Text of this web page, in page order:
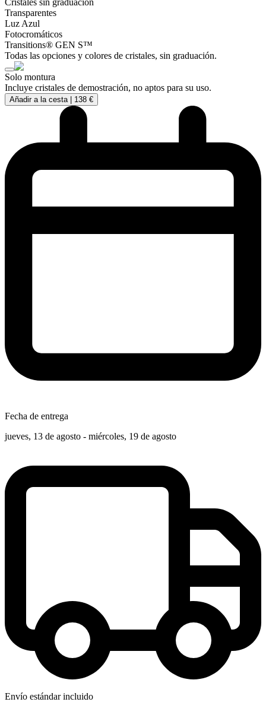
Cristales sin graduación
Transparentes
Luz Azul
Fotocromáticos
Transitions® GEN S™
Todas las opciones y colores de cristales, sin graduación.
Solo montura
Incluye cristales de demostración, no aptos para su uso.
Añadir a la cesta | 138 €
Fecha de entrega
jueves, 13 de agosto - miércoles, 19 de agosto
Envío estándar incluido